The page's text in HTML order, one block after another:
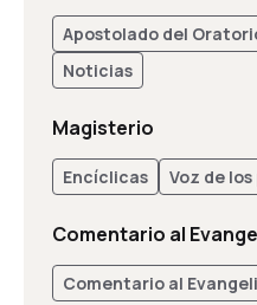
Apostolado del
Noticias
Magisterio
Encíclicas Voz de
Comentario al
Comentario al